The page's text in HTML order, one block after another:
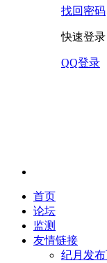
找回密码
快速登录
QQ登录
首页
论坛
监测
友情链接
纪月发